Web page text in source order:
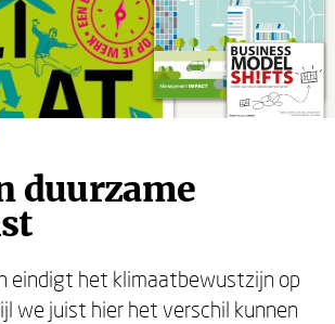
duurzame
eindigt het klimaatbewustzijn op
we juist hier het verschil kunnen